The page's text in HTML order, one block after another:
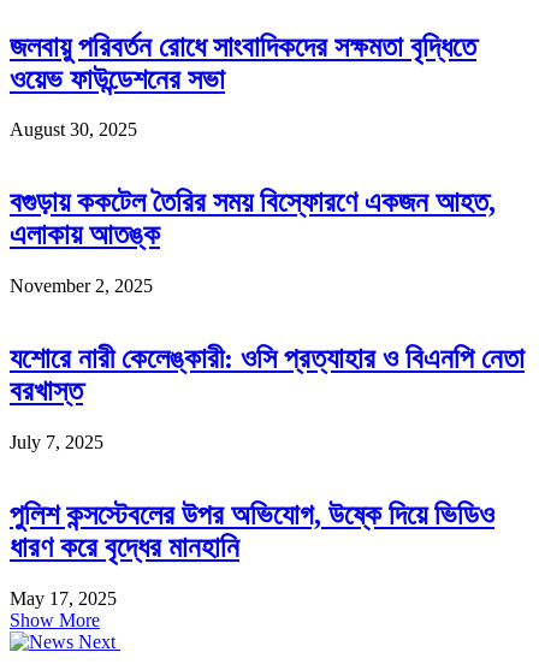
জলবায়ু পরিবর্তন রোধে সাংবাদিকদের সক্ষমতা বৃদ্ধিতে
ওয়েভ ফাউন্ডেশনের সভা
August 30, 2025
বগুড়ায় ককটেল তৈরির সময় বিস্ফোরণে একজন আহত,
এলাকায় আতঙ্ক
November 2, 2025
যশোরে নারী কেলেঙ্কারী: ওসি প্রত্যাহার ও বিএনপি নেতা
বরখাস্ত
July 7, 2025
পুলিশ কন্সস্টেবলের উপর অভিযোগ, উষ্কে দিয়ে ভিডিও
ধারণ করে বৃদ্ধের মানহানি
May 17, 2025
Show More